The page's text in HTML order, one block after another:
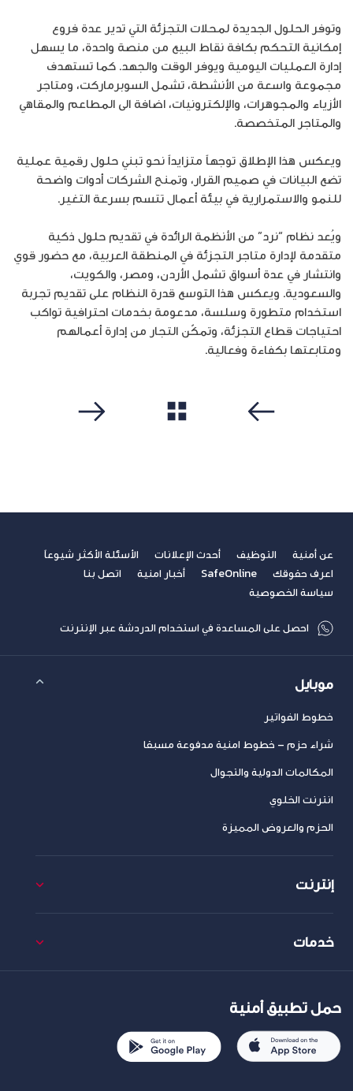
وتوفر الحلول الجديدة لمحلات التجزئة التي تدير عدة فروع
إمكانية التحكم بكافة نقاط البيع من منصة واحدة، ما يسهل
إدارة العمليات اليومية ويوفر الوقت والجهد. كما تستهدف
مجموعة واسعة من الأنشطة، تشمل السوبرماركت، ومتاجر
الأزياء والمجوهرات، والإلكترونيات، اضافة الى المطاعم والمقاهي
والمتاجر المتخصصة.
ويعكس هذا الإطلاق توجهاً متزايداً نحو تبني حلول رقمية عملية
تضع البيانات في صميم القرار، وتمنح الشركات أدوات واضحة
للنمو والاستمرارية في بيئة أعمال تتسم بسرعة التغير.
ويُعد نظام “نرد” من الأنظمة الرائدة في تقديم حلول ذكية
متقدمة لإدارة متاجر التجزئة في المنطقة العربية، مع حضور قوي
وانتشار في عدة أسواق تشمل الأردن، ومصر، والكويت،
والسعودية. ويعكس هذا التوسع قدرة النظام على تقديم تجربة
استخدام متطورة وسلسة، مدعومة بخدمات احترافية تواكب
احتياجات قطاع التجزئة، وتمكّن التجار من إدارة أعمالهم
ومتابعتها بكفاءة وفعالية.
عن أمنية التوظيف أحدث الإعلانات
الأسئلة الأكثر شيوعاً
اعرف حقوقك
SafeOnline أخبار امنية
اتصل بنا
سياسة الخصوصية
احصل على المساعدة في استخدام الدردشة عبر الإنترنت
موبايل
خطوط الفواتير
شراء حزم – خطوط امنية مدفوعة مسبقا
المكالمات الدولية والتجوال
انترنت الخلوي
الحزم والعروض المميزة
إنترنت
خدمات
حمل تطبيق أمنية